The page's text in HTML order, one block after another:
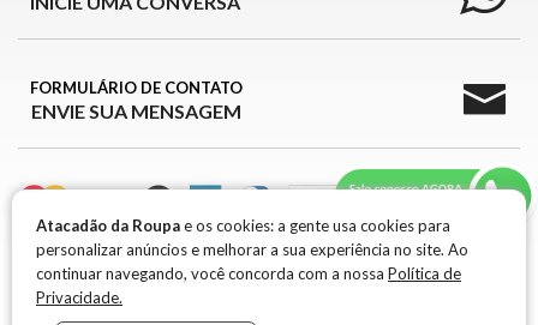
FORMULÁRIO DE CONTATO
ENVIE SUA MENSAGEM
ATACADÃO DA ROUPA © 2026
Atacadão da Roupae os cookies: a gente usa cookies para
personalizar anúncios e melhorar a sua experiência no site. Ao
continuar navegando, você concorda com a nossa Política de
Privacidade.